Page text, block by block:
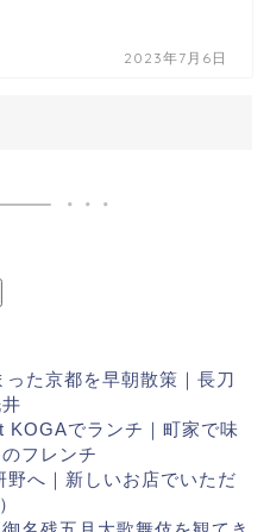
2023年7月6日
った京都を早朝散策｜長刀
KOGAでランチ｜町家で味
フレンチ
野へ｜新しいお店でいただ